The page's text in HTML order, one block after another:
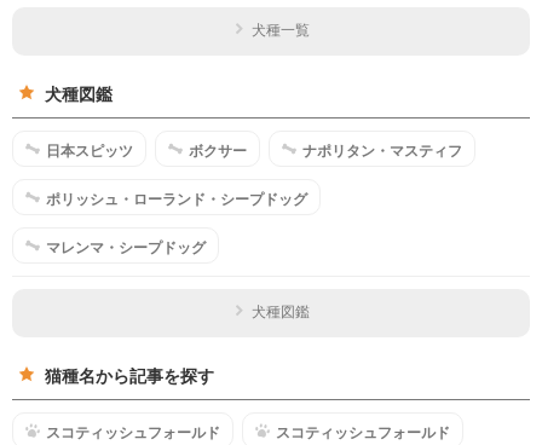
犬種一覧
犬種図鑑
日本スピッツ ボクサー ナポリタン・マスティフ
ポリッシュ・ローランド・シープドッグ
マレンマ・シープドッグ
犬種図鑑
猫種名から記事を探す
スコティッシュフォールド スコティッシュフォールド